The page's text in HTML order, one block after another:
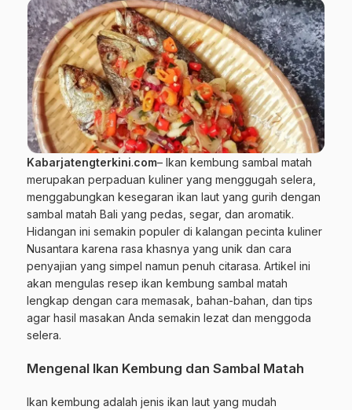
Kabarjatengterkini.com– Ikan kembung sambal matah
merupakan perpaduan kuliner yang menggugah selera,
menggabungkan kesegaran ikan laut yang gurih dengan
sambal matah Bali yang pedas, segar, dan aromatik.
Hidangan ini semakin populer di kalangan pecinta kuliner
Nusantara karena rasa khasnya yang unik dan cara
penyajian yang simpel namun penuh citarasa. Artikel ini
akan mengulas resep ikan kembung sambal matah
lengkap dengan cara memasak, bahan-bahan, dan tips
agar hasil masakan Anda semakin lezat dan menggoda
selera.
Mengenal Ikan Kembung dan Sambal Matah
Ikan kembung adalah jenis ikan laut yang mudah